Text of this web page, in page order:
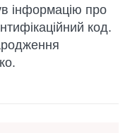
інформацію про
код.